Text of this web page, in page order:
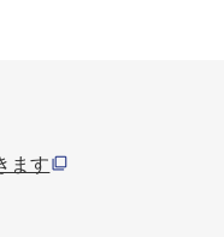
ます